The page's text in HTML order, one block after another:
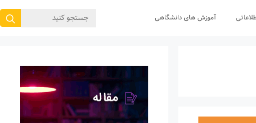
آموزش های دانشگاهی
جستجوی